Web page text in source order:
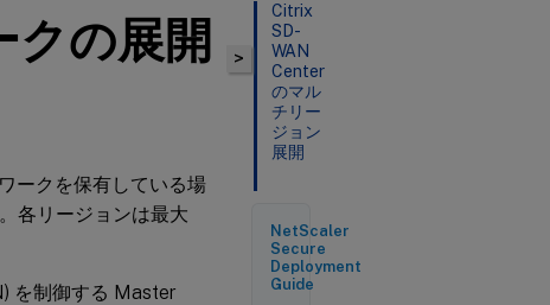
の展開
ークを保有している場
各リージョンは最大
を制御する Master
>
Citrix
SD-
WAN
Center
のマル
チリー
ジョン
展開
NetScaler
Secure
Deployment
Guide